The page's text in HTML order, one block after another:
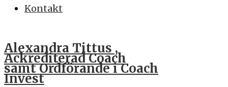
Kontakt
Alexandra Tittus ,
Ackrediterad Coach
samt Ordförande i Coach
Invest